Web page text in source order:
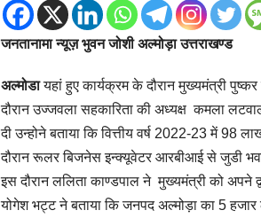
जनतानामा न्यूज़ भुवन जोशी अल्मोड़ा उत्तराखण्ड
अल्मोडायहां हुए कार्यक्रम के दौरान मुख्यमंत्री
दौरान उज्जवला सहकारिता की अध्यक्ष कमला
दी उन्होने बताया कि वित्तीय वर्ष 2022-23 में 98
दौरान रूलर बिजनेस इन्क्यूवेटर आरबीआई से जुडी
इस दौरान ललिता काण्डपाल ने मुख्यमंत्री को अपने
योगेश भट्ट ने बताया कि जनपद अल्मोड़ा का 5 हजार